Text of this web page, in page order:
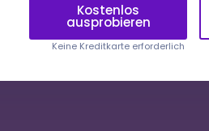
Kostenlos
ausprobieren
Keine Kreditkarte erforderlich